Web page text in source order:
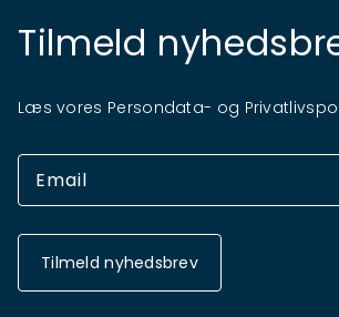
Tilmeld
Læs vores Persondata- og
Tilmeld nyhedsbrev